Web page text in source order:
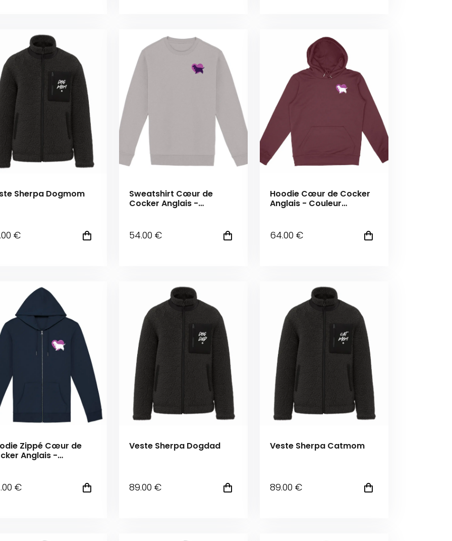
Sherpa Dogmom
.00 €
Sweatshirt Cœur de
Cocker Anglais -
54.00 €
Hoodie Cœur de Cocker
Anglais - Couleur
64.00 €
Zippé Cœur de
Anglais -
.00 €
Veste Sherpa Dogdad
89.00 €
Veste Sherpa Catmom
89.00 €